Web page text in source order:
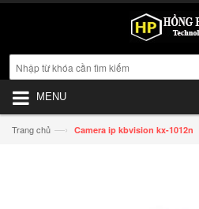
MENU
Trang chủ —› Camera ip kbvision kx-1012n